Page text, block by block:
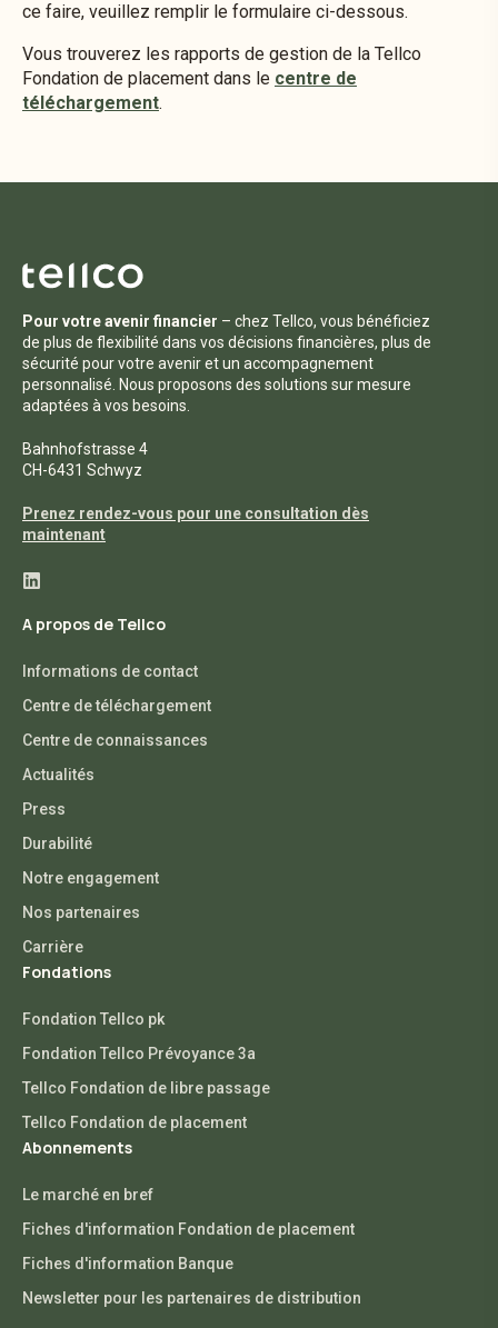
ce faire, veuillez remplir le formulaire ci-dessous.
Vous trouverez les rapports de gestion de la Tellco
Fondation de placement dans le centre de
téléchargement.
Pour votre avenir financier – chez Tellco, vous bénéficiez
de plus de flexibilité dans vos décisions financières, plus de
sécurité pour votre avenir et un accompagnement
personnalisé. Nous proposons des solutions sur mesure
adaptées à vos besoins.
Bahnhofstrasse 4
CH-6431 Schwyz
Prenez rendez-vous pour une consultation dès
maintenant
A propos de Tellco
Informations de contact
Centre de téléchargement
Centre de connaissances
Actualités
Press
Durabilité
Notre engagement
Nos partenaires
Carrière
Fondations
Fondation Tellco pk
Fondation Tellco Prévoyance 3a
Tellco Fondation de libre passage
Tellco Fondation de placement
Abonnements
Le marché en bref
Fiches d'information Fondation de placement
Fiches d'information Banque
Newsletter pour les partenaires de distribution